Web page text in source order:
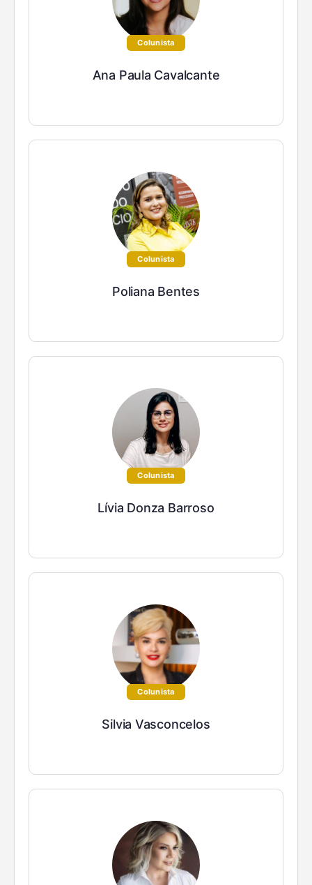
Colunista
Ana Paula Cavalcante
Colunista
Poliana Bentes
Colunista
Lívia Donza Barroso
Colunista
Silvia Vasconcelos